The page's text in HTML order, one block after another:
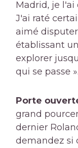
Madrid, je l'ai
J'ai raté
aimé
établissant
explorer
qui se passe ».
Porte
grand
dernier
demandez si